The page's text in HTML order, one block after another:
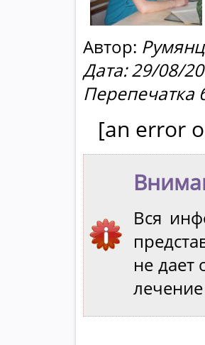
Автор:
Дата: 29/08/
Перепечатка
[an error
Вся
не дает